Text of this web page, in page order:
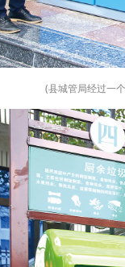
(县城管局经过一